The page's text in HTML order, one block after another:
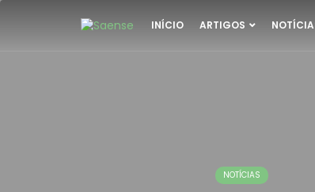
INÍCIO ARTIGOS
NOTÍCIAS